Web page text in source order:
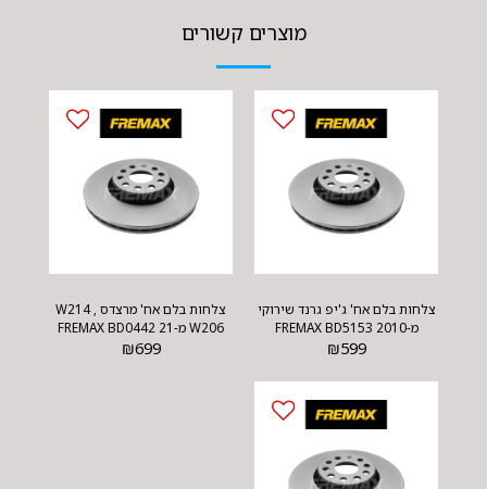
מוצרים קשורים
צלחות בלם אח' ג'יפ גרנד שירוקי
מ-2010 FREMAX BD5153
₪599
צלחות בלם אח' מרצדס W214 ,
W206 מ-21 FREMAX BD0442
₪699